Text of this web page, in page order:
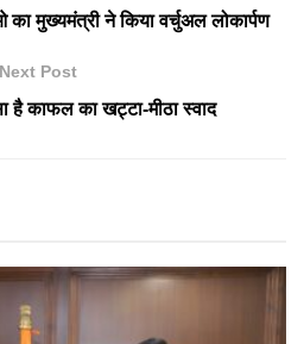
मुख्यमंत्री ने किया वर्चुअल लोकार्पण
Next Post
है काफल का खट्टा-मीठा स्वाद